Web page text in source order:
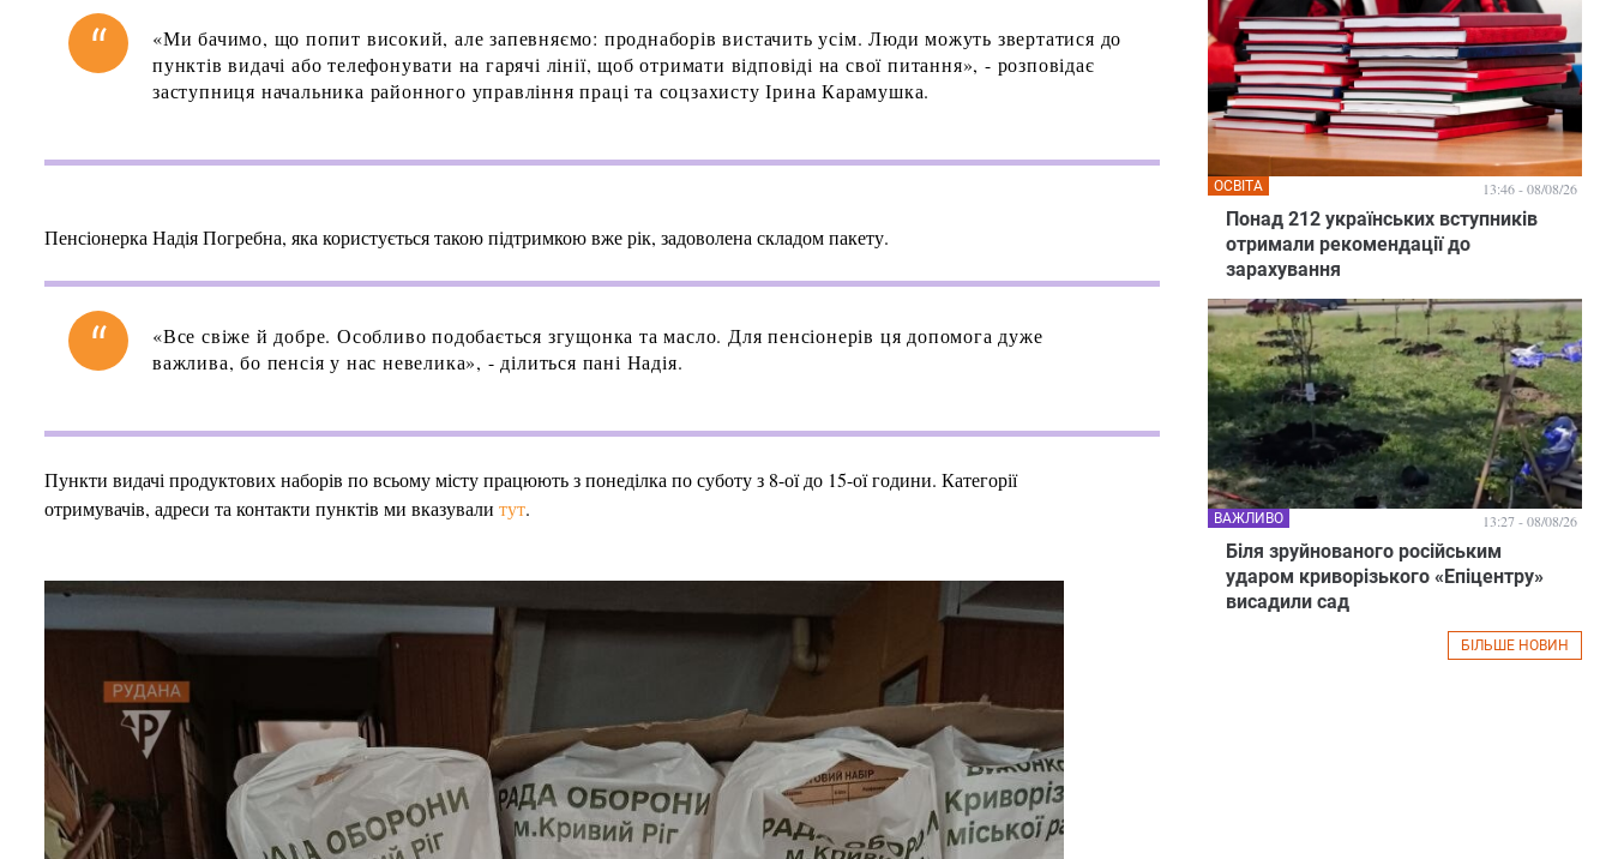
«Ми бачимо, що попит високий, але запевняємо: проднаборів вистачить усім. Люди можуть звертатися до
пунктів видачі або телефонувати на гарячі лінії, щоб отримати відповіді на свої питання», - розповідає
заступниця начальника районного управління праці та соцзахисту Ірина Карамушка.
Пенсіонерка Надія Погребна, яка користується такою підтримкою вже рік, задоволена складом пакету.
«Все свіже й добре. Особливо подобається згущонка та масло. Для пенсіонерів ця допомога дуже
важлива, бо пенсія у нас невелика», - ділиться пані Надія.
Пункти видачі продуктових наборів по всьому місту працюють з понеділка по суботу з 8-ої до 15-ої години. Категорії
отримувачів, адреси та контакти пунктів ми вказували тут.
Понад 212 українських вступників
отримали рекомендації до
зарахування
ОСВІТА 13:46 - 08/08/26
Біля зруйнованого російським
ударом криворізького «Епіцентру»
висадили сад
ВАЖЛИВО 13:27 - 08/08/26
БІЛЬШЕ НОВИН